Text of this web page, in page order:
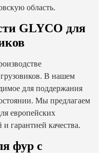
область.
GLYCO для
грузовиков. В нашем
для поддержания
Мы предлагаем
европейских
гарантией качества.
фур с